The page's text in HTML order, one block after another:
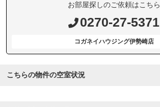
お部屋探しのご依頼はこちら
0270-27-5371
コガネイハウジング伊勢崎店
こちらの物件の空室状況